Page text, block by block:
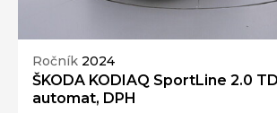
Ročník 2024
ŠKODA KODIAQ SportLine 2.0
automat, DPH